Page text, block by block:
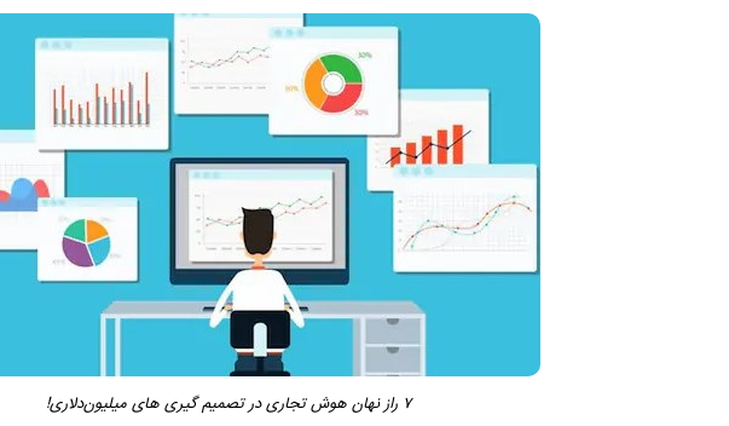
۷ راز نهان هوش تجاری در تصمیم گیری های میلیون‌دلاری!